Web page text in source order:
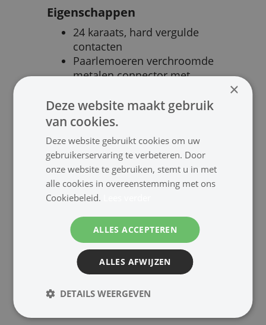
Eigenschappen
24 karaats, hard vergulde
contacten
Paarlemoeren verchroomde
metalen connector met
behuizing
Zilveren soldering
aan buitenzijde
Geleiders van 99,996%
zuurstofvrij koper
Meervoudige afscherming
Kwalitatief hoogstaande FPE-
isolatie
Interference Absorption
Technology
Afscherming groter dan 110
dB
×
Deze website maakt gebruik
van cookies.
Deze website gebruikt cookies om uw
gebruikerservaring te verbeteren. Door
onze website te gebruiken, stemt u in met
alle cookies in overeenstemming met ons
Cookiebeleid.
ALLES ACCEPTEREN
ALLES AFWIJZEN
DETAILS WEERGEVEN